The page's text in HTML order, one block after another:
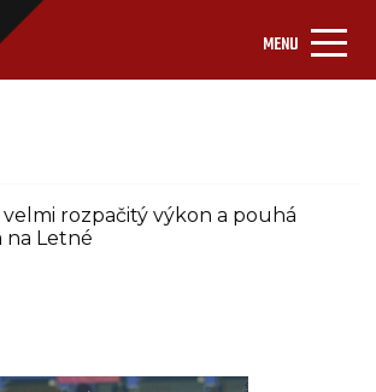
MENU
velmi rozpačitý výkon a pouhá
na Letné